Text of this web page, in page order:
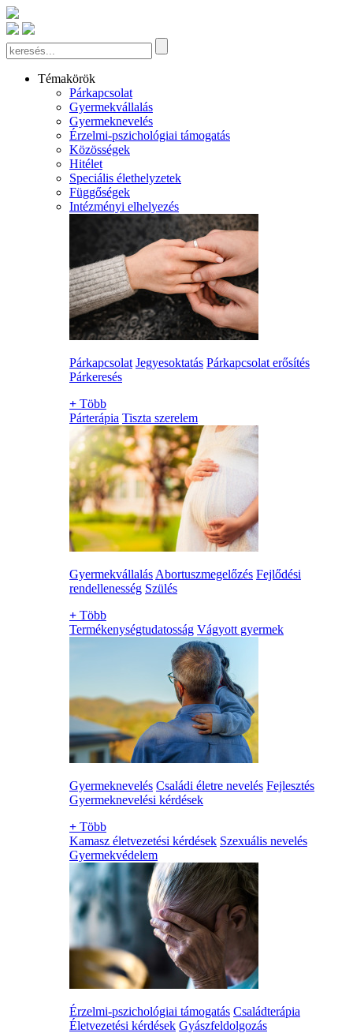
Témakörök
Párkapcsolat
Gyermekvállalás
Gyermeknevelés
Érzelmi-pszichológiai támogatás
Közösségek
Hitélet
Speciális élethelyzetek
Függőségek
Intézményi elhelyezés
Párkapcsolat Jegyesoktatás Párkapcsolat erősítés
Párkeresés
+ Több
Párterápia Tiszta szerelem
Gyermekvállalás Abortuszmegelőzés Fejlődési
rendellenesség Szülés
+ Több
Termékenységtudatosság Vágyott gyermek
Gyermeknevelés Családi életre nevelés Fejlesztés
Gyermeknevelési kérdések
+ Több
Kamasz életvezetési kérdések Szexuális nevelés
Gyermekvédelem
Érzelmi-pszichológiai támogatás Családterápia
Életvezetési kérdések Gyászfeldolgozás